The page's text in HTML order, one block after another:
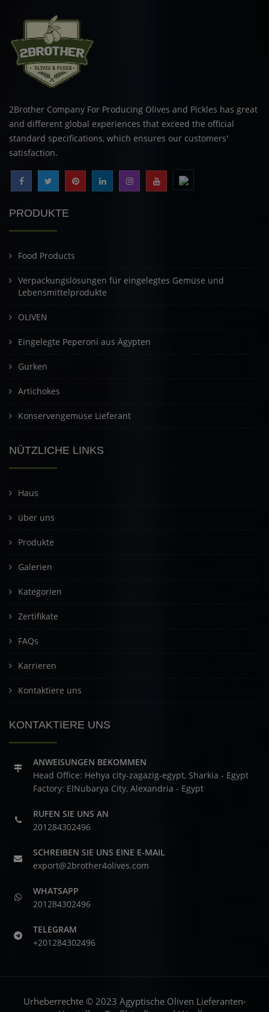
2Brother Company For Producing Olives and Pickles has great
and different global experiences that exceed the official
standard specifications, which ensures our customers'
satisfaction.
PRODUKTE
Food Products
Verpackungslösungen für eingelegtes Gemüse und
Lebensmittelprodukte
OLIVEN
Eingelegte Peperoni aus Ägypten
Gurken
Artichokes
Konservengemüse Lieferant
NÜTZLICHE LINKS
Haus
über uns
Produkte
Galerien
Kategorien
Zertifikate
FAQs
Karrieren
Kontaktiere uns
KONTAKTIERE UNS
ANWEISUNGEN BEKOMMEN
Head Office: Hehya city-zagazig-egypt, Sharkia - Egypt
Factory: ElNubarya City, Alexandria - Egypt
RUFEN SIE UNS AN
201284302496
SCHREIBEN SIE UNS EINE E-MAIL
export@2brother4olives.com
WHATSAPP
201284302496
TELEGRAM
+201284302496
Urheberrechte © 2023 Ägyptische Oliven Lieferanten-